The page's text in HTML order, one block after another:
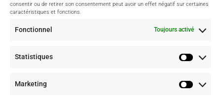
consentir ou de retirer son consentement peut avoir un effet négatif sur certaines
caractéristiques et fonctions.
Fonctionnel Toujours activé
Statistiques
Marketing
Portfolio & Instagram